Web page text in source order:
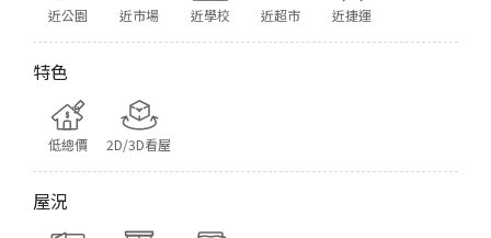
近公園 近市場 近學校 近超市 近捷運
特色
低總價 2D/3D看屋
屋況